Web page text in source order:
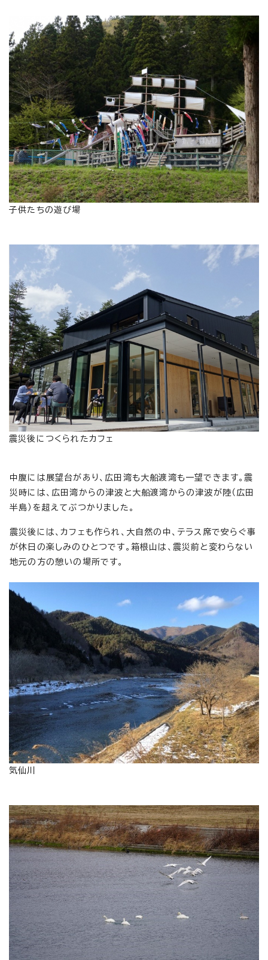
子供たちの遊び場
震災後につくられたカフェ
中腹には展望台があり、広田湾も大船渡湾も一望できます。震
災時には、広田湾からの津波と大船渡湾からの津波が陸（広田
半島）を超えてぶつかりました。
震災後には、カフェも作られ、大自然の中、テラス席で安らぐ事
が休日の楽しみのひとつです。箱根山は、震災前と変わらない
地元の方の憩いの場所です。
気仙川